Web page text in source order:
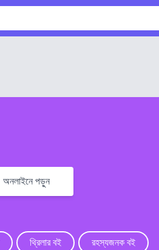
অনলাইনে পড়ুন
থ্রিলার বই রহস্যজনক বই